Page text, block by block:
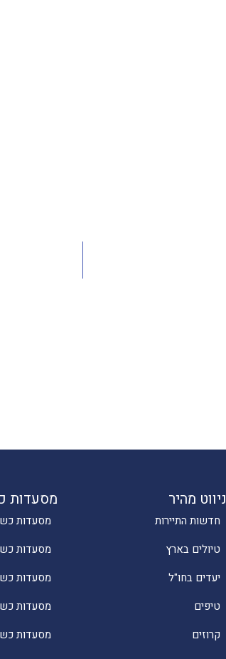
מסעדות
מסעדות
מסעדות
מסעדות
מסעדות
מסעדות
ניווט מהיר
חדשות התיירות
טיולים בארץ
יעדים בחו"ל
טיפים
קרוזים